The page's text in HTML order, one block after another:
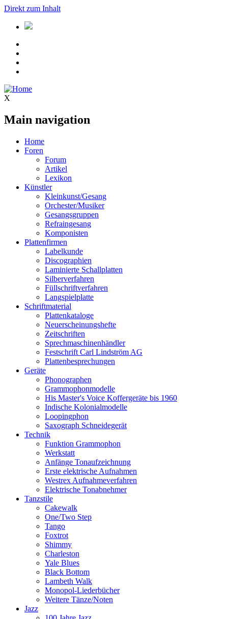
Direkt zum Inhalt
X
Main navigation
Home
Foren
Forum
Artikel
Lexikon
Künstler
Kleinkunst/Gesang
Orchester/Musiker
Gesangsgruppen
Refraingesang
Komponisten
Plattenfirmen
Labelkunde
Discographien
Laminierte Schallplatten
Silberverfahren
Füllschriftverfahren
Langspielplatte
Schriftmaterial
Plattenkataloge
Neuerscheinungshefte
Zeitschriften
Sprechmaschinenhändler
Festschrift Carl Lindström AG
Plattenbesprechungen
Geräte
Phonographen
Grammophonmodelle
His Master's Voice Koffergeräte bis 1960
Indische Kolonialmodelle
Loopingphon
Saxograph Schneidegerät
Technik
Funktion Grammophon
Werkstatt
Anfänge Tonaufzeichnung
Erste elektrische Aufnahmen
Westrex Aufnahmeverfahren
Elektrische Tonabnehmer
Tanzstile
Cakewalk
One/Two Step
Tango
Foxtrot
Shimmy
Charleston
Yale Blues
Black Bottom
Lambeth Walk
Monopol-Liederbücher
Weitere Tänze/Noten
Jazz